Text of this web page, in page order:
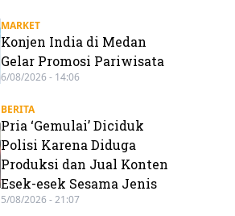
MARKET
Konjen India di Medan
Gelar Promosi Pariwisata
6/08/2026 - 14:06
BERITA
Pria ‘Gemulai’ Diciduk
Polisi Karena Diduga
Produksi dan Jual Konten
Esek-esek Sesama Jenis
5/08/2026 - 21:07